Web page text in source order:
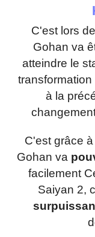
C'est lors
Gohan va
atteindre le
à la
C'est grâce
Gohan va
facilement
Saiyan 2,